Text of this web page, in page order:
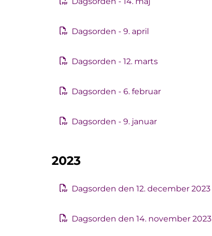
Dagsorden - 9. april
Dagsorden - 12. marts
Dagsorden - 6. februar
Dagsorden - 9. januar
2023
Dagsorden den 12. december 2023
Dagsorden den 14. november 2023